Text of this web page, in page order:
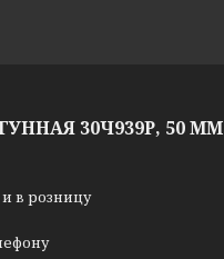
30Ч939Р, 50 ММ
в розницу